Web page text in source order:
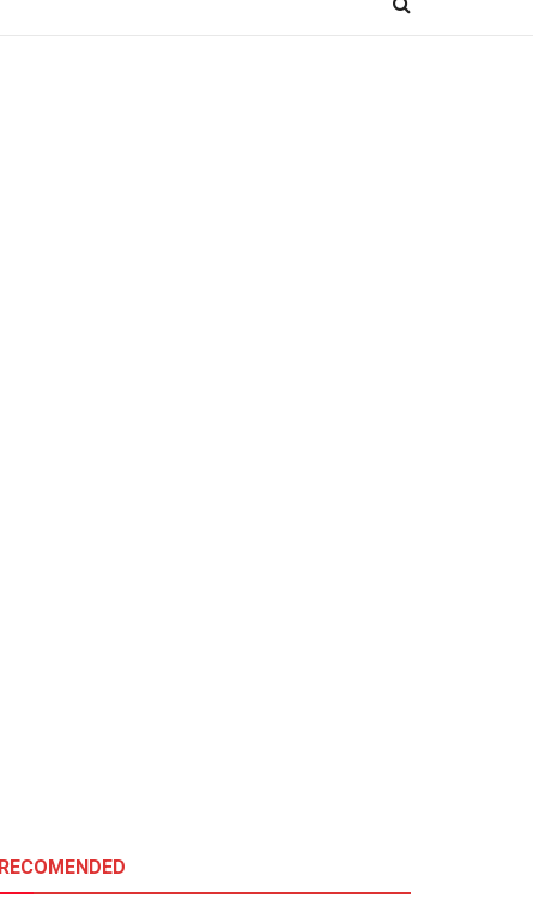
RECOMENDED